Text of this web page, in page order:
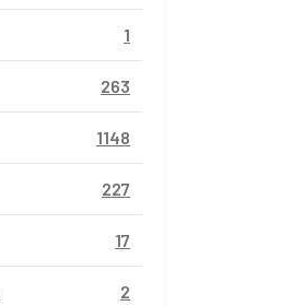
1
263
1148
227
17
2